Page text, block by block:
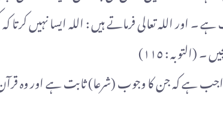
اللہ تعالی فرماتے ہیں : اللہ ایسا نہیں کرتا
: ١١٥)
واجب ہے کہ جن کا وجوب (شرعا) ثابت ہے اور وہ